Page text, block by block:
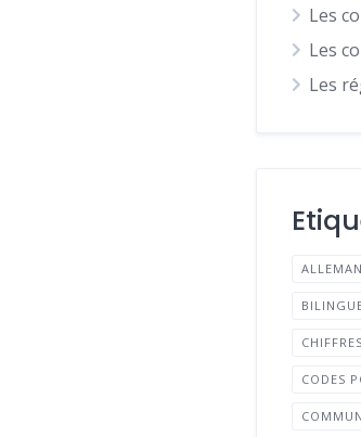
Les
Les
Les
CODES